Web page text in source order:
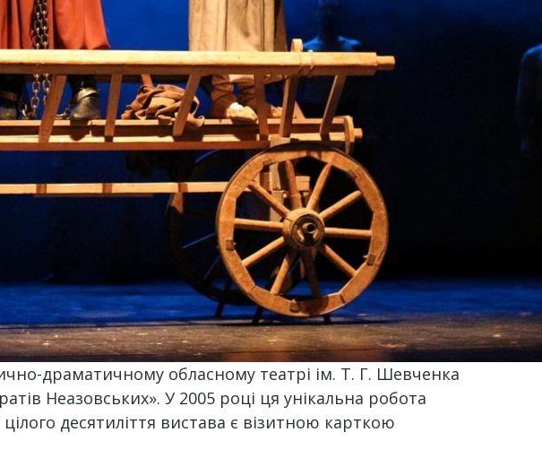
драматичному обласному театрі ім. Т. Г. Шевченка
Неазовських». У 2005 році ця унікальна робота
десятиліття вистава є візитною карткою